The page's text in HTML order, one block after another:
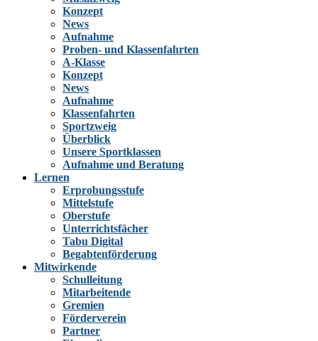
Konzept
News
Aufnahme
Proben- und Klassenfahrten
A-Klasse
Konzept
News
Aufnahme
Klassenfahrten
Sportzweig
Überblick
Unsere Sportklassen
Aufnahme und Beratung
Lernen
Erprobungsstufe
Mittelstufe
Oberstufe
Unterrichtsfächer
Tabu Digital
Begabtenförderung
Mitwirkende
Schulleitung
Mitarbeitende
Gremien
Förderverein
Partner